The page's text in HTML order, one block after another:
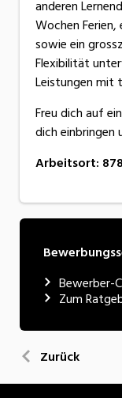
anderen
Wochen
sowie ein
Flexibilität
Leistungen mit
Freu dich auf
dich einbringen
Arbeitsort:
Bewerber-
Zum
Zurück